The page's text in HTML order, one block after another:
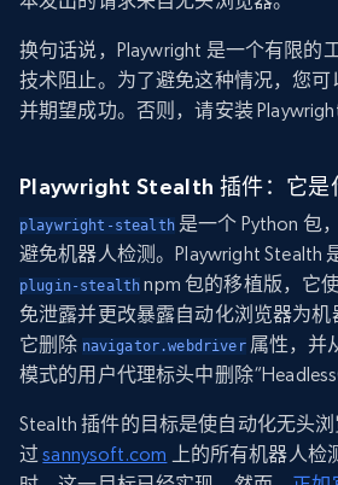
换句话说，Playwright 是一个有限的
技术阻止。为了避免这种情况，您
并期望成功。否则，请安装
Playwright Stealth 插件：它是
playwright-stealth是一个 Python 包
避免机器人检测。Playwright Stealth
plugin-stealth npm 包的移植版，它
免泄露并更改暴露自动化浏览器为机
它删除 navigator.webdriver属性，并
模式的用户代理标头中删除
Stealth 插件的目标是使自动化无头
过sannysoft.com 上的所有机器人检